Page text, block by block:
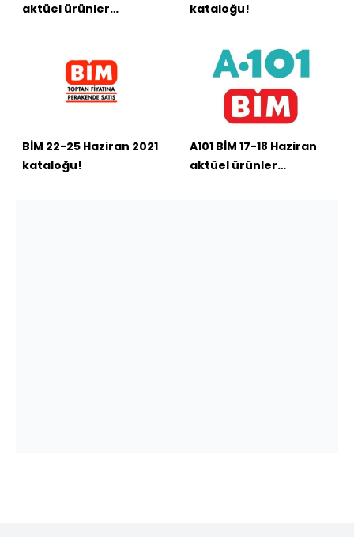
aktüel ürünler
kataloğu!
BİM 22-25 Haziran 2021
kataloğu!
A101 BİM 17-18 Haziran
aktüel ürünler